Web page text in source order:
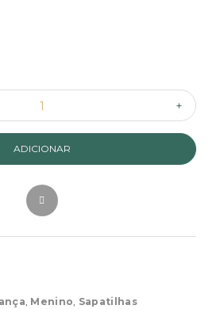
ADICIONAR
, Menino, Sapatilhas